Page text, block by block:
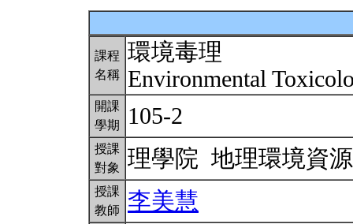
課程
名稱
環境毒理
Environmental
開課
學期
105-2
授課
對象
理學院 地理環境資
授課
教師
李美慧